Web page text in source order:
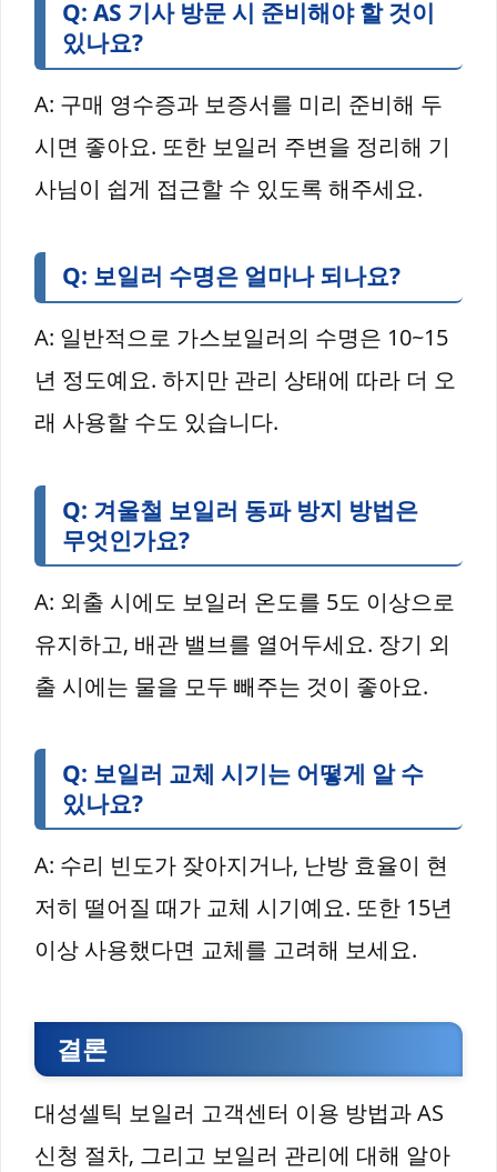
Q: AS 기사 방문 시 준비해야 할 것이
있나요?
A: 구매 영수증과 보증서를 미리 준비해 두
시면 좋아요. 또한 보일러 주변을 정리해 기
사님이 쉽게 접근할 수 있도록 해주세요.
Q: 보일러 수명은 얼마나 되나요?
A: 일반적으로 가스보일러의 수명은 10~15
년 정도예요. 하지만 관리 상태에 따라 더 오
래 사용할 수도 있습니다.
Q: 겨울철 보일러 동파 방지 방법은
무엇인가요?
A: 외출 시에도 보일러 온도를 5도 이상으로
유지하고, 배관 밸브를 열어두세요. 장기 외
출 시에는 물을 모두 빼주는 것이 좋아요.
Q: 보일러 교체 시기는 어떻게 알 수
있나요?
A: 수리 빈도가 잦아지거나, 난방 효율이 현
저히 떨어질 때가 교체 시기예요. 또한 15년
이상 사용했다면 교체를 고려해 보세요.
결론
대성셀틱 보일러 고객센터 이용 방법과 AS
신청 절차, 그리고 보일러 관리에 대해 알아